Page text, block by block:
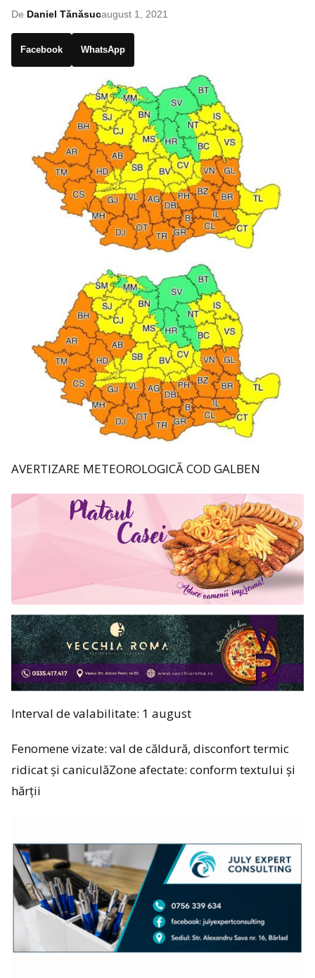
De Daniel Tănăsucaugust 1, 2021
Facebook WhatsApp
AVERTIZARE METEOROLOGICĂ COD GALBEN
Interval de valabilitate: 1 august
Fenomene vizate: val de căldură, disconfort termic
ridicat și caniculăZone afectate: conform textului și
hărții